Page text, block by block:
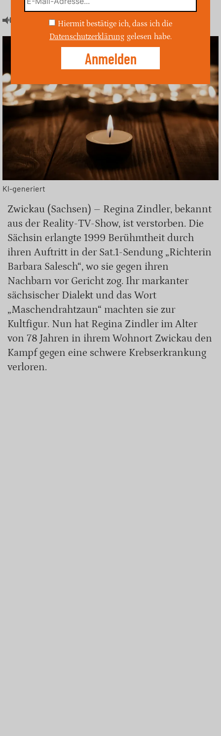
Artikel hören
KI-generiert
Zwickau (Sachsen) – Regina Zindler, bekannt
aus der Reality-TV-Show, ist verstorben. Die
Sächsin erlangte 1999 Berühmtheit durch
ihren Auftritt in der Sat.1-Sendung „Richterin
Barbara Salesch“, wo sie gegen ihren
Nachbarn vor Gericht zog. Ihr markanter
sächsischer Dialekt und das Wort
„Maschendrahtzaun“ machten sie zur
Kultfigur. Nun hat Regina Zindler im Alter
von 78 Jahren in ihrem Wohnort Zwickau den
Kampf gegen eine schwere Krebserkrankung
verloren.
Hiermit bestätige ich, dass ich die
Datenschutzerklärung gelesen habe.